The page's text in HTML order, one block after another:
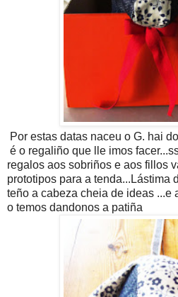
Por estas datas naceu o G. hai
é o regaliño que lle imos
regalos aos sobriños e aos fillos
prototipos para a tenda...Lástima
teño a cabeza cheia de ideas ...e
o temos dandonos a patiña